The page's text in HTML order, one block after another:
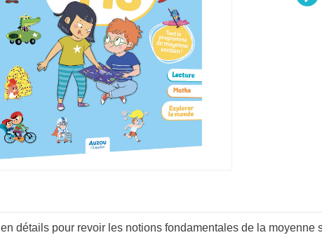
détails pour revoir les notions fondamentales de la moyenne